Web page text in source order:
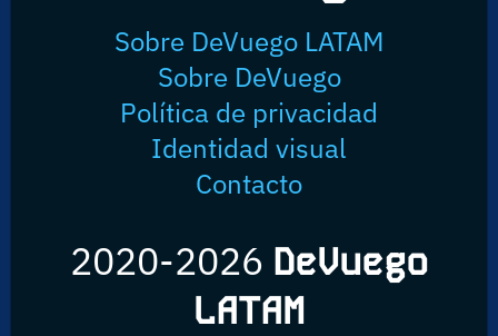
Sobre DeVuego LATAM
Sobre DeVuego
Política de privacidad
Identidad visual
Contacto
2020-2026 DeVuego
LATAM